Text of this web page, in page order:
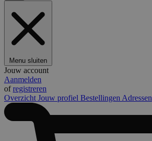
Menu sluiten
Jouw account
Aanmelden
ofregistreren
Overzicht Jouw profiel Bestellingen Adressen